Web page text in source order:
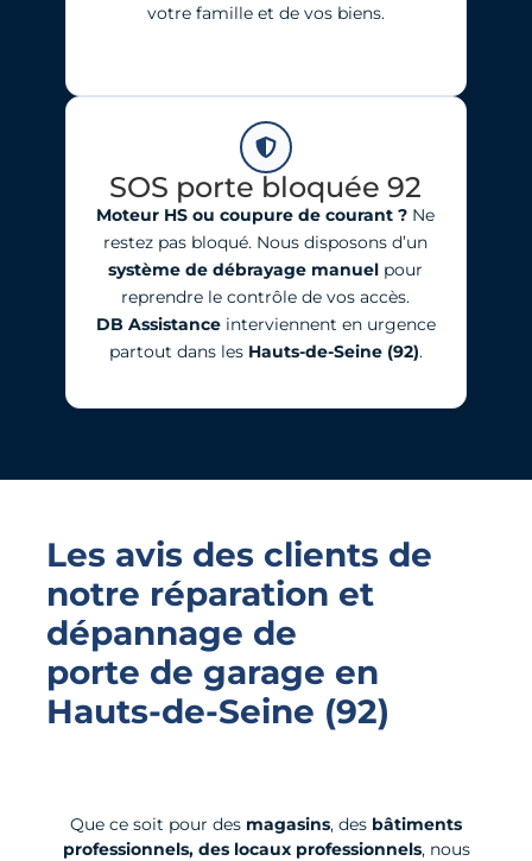
votre famille et de vos biens.
SOS porte bloquée 92
Moteur HS ou coupure de courant ? Ne
restez pas bloqué. Nous disposons d’un
système de débrayage manuel pour
reprendre le contrôle de vos accès.
DB Assistanceinterviennent en urgence
partout dans les Hauts-de-Seine (92).
Les avis des clients de
notre réparation et
dépannage de
porte de garage en
Hauts-de-Seine (92)
Que ce soit pour des magasins, des bâtiments
professionnels, des locaux professionnels, nous